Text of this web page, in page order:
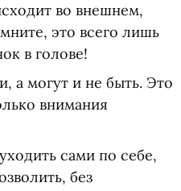
во внешнем,
это всего лишь
в голове!
а могут и не быть. Это
внимания
сами по себе,
без